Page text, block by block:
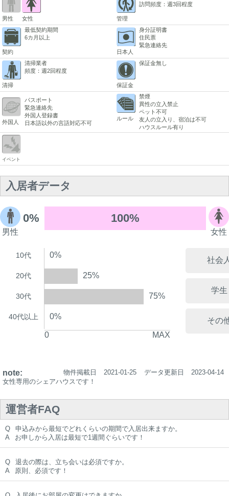
男性 女性 管理
訪問頻度：週3回程度
契約
最低契約期間
6カ月以上
日本人
身分証明書
住民票
緊急連絡先
清掃
清掃業者
頻度：週2回程度
保証金
保証金無し
外国人
パスポート
緊急連絡先
外国人登録書
日本語以外の言語対応不可
ルール
禁煙
異性の立入禁止
ペット不可
友人の立入り、宿泊は不可
ハウスルール有り
イベント
入居者データ
男性
0% 100%
女性
10代 0%
20代 25%
30代 75%
40代以上 0%
0 MAX
社会
学生
その
note: データ更新日 2023-04-14
物件掲載日
2021-01-25
女性専用のシェアハウスです！
運営者FAQ
Q
申込みから最短でどれくらいの期間で入居出来ますか。
A
お申しから入居は最短で1週間ぐらいです！
Q
退去の際は、立ち会いは必須ですか。
A
原則、必須です！